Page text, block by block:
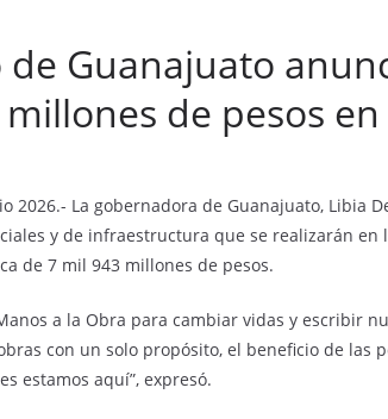
Guanajuato
de pesos
2026.- La gobernadora de Guanajuato, Libia
y de infraestructura que se realizarán en
de 7 mil 943 millones de pesos.
a la Obra para cambiar vidas y escribir
con un solo propósito, el beneficio de las
estamos aquí”, expresó.